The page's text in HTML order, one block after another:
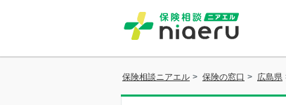
保険相談ニアエル > 保険の窓口 > 広島県